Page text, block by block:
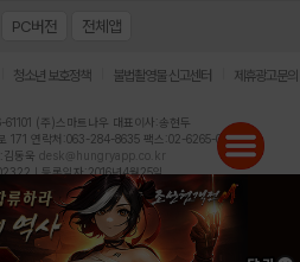
PC버전 전체앱
청소년 보호정책 불법촬영물 신고센터 제휴광고문의
61101 (주)스마트나우 대표이사:송현두
171 연락처:063-284-8635 팩스:02-6265-0377
김동욱 desk@hungryapp.co.kr
| 등록일자:2016년4월25일
나우 송현두 | 편집인:김동욱
보호를 받으므로, 무단 전재, 복사, 배포 등을 금합니다.
All Rights Reserved.